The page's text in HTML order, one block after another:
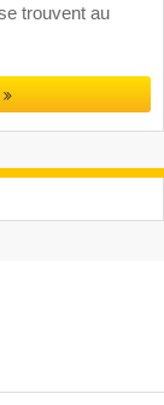
trouvent au